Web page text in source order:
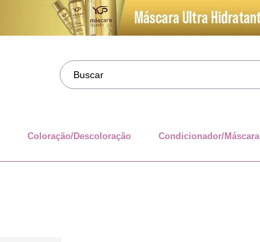
Coloração/Descoloração Condicionador/Máscara